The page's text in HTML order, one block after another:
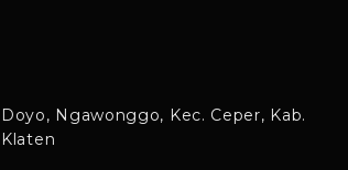
Doyo, Ngawonggo, Kec. Ceper, Kab.
Klaten